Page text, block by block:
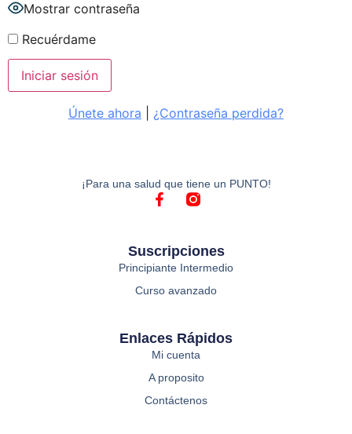
Mostrar contraseña
Recuérdame
Únete ahora ¿Contraseña perdida?
¡Para una salud que tiene un PUNTO!
Suscripciones
Principiante Intermedio
Curso avanzado
Enlaces Rápidos
Mi cuenta
A proposito
Contáctenos